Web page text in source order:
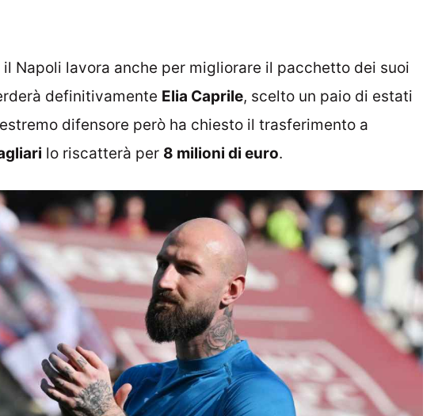
Napoli lavora anche per migliorare il pacchetto dei suoi
definitivamente Elia Caprile, scelto un paio di estati
difensore però ha chiesto il trasferimento a
lo riscatterà per 8 milioni di euro.